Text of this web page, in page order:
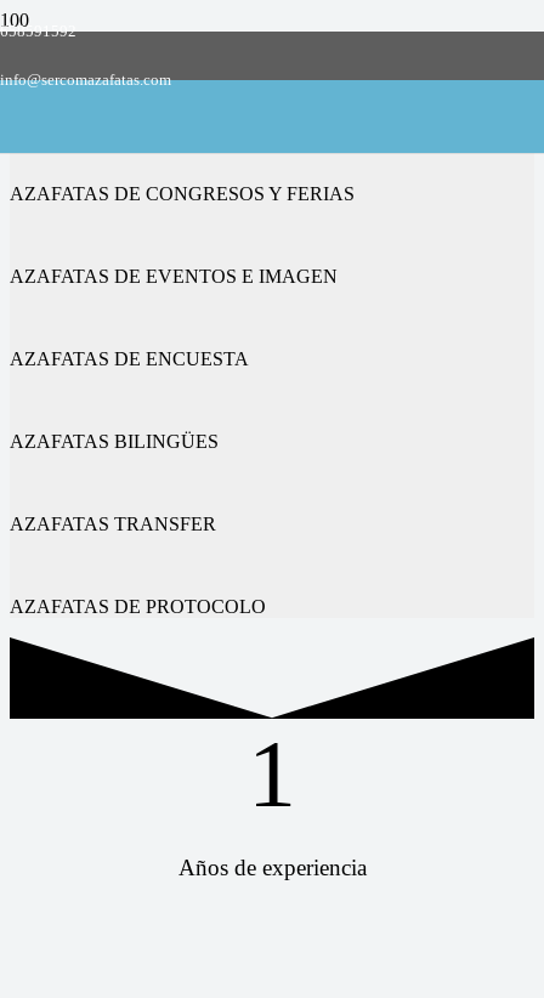
658591592
info@sercomazafatas.com
AZAFATAS DE CONGRESOS Y FERIAS
AZAFATAS DE EVENTOS E IMAGEN
AZAFATAS DE ENCUESTA
AZAFATAS BILINGÜES
AZAFATAS TRANSFER
AZAFATAS DE PROTOCOLO
1
Años de experiencia